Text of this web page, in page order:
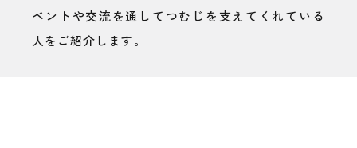
ベントや交流を通してつむじを支えてくれている
人をご紹介します。